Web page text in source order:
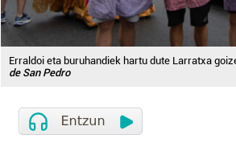
Erraldoi eta buruhandiek hartu dute Larratxa
de San Pedro